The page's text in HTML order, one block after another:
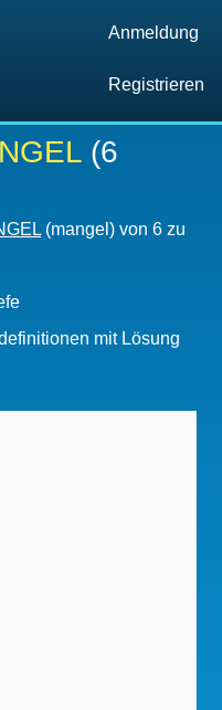
Anmeldung
Registrieren
(6
(mangel) von 6 zu
mit Lösung